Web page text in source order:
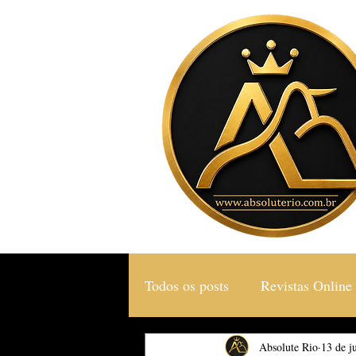
Todos os posts Revistas Online
Gastronomia & Turismo
Absolute Rio 13 de